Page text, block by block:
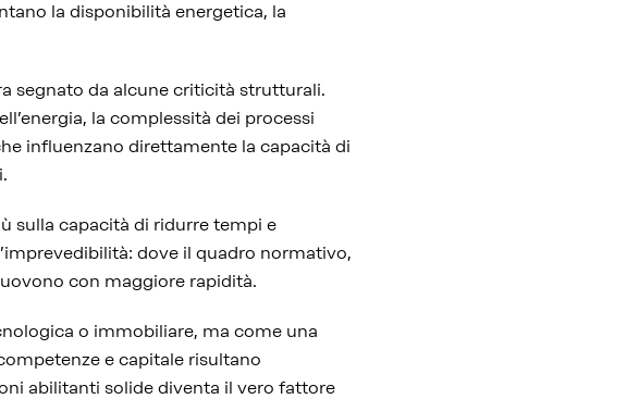
la disponibilità energetica, la
segnato da alcune criticità strutturali.
la complessità dei processi
influenzano direttamente la capacità di
sulla capacità di ridurre tempi e
dove il quadro normativo,
con maggiore rapidità.
o immobiliare, ma come una
e capitale risultano
abilitanti solide diventa il vero fattore